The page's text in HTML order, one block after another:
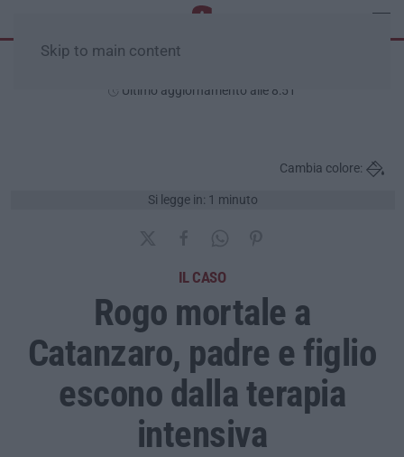
Skip to main content
Ultimo aggiornamento alle 8:51
Si legge in: 1 minuto
Cambia colore:
IL CASO
Rogo mortale a
Catanzaro, padre e figlio
escono dalla terapia
intensiva